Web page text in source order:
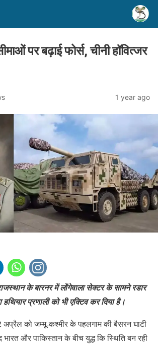
पर बढ़ाई फोर्स, चीनी हॉवित्जर
1 year ago
के बारनर में लोंगेवाला सेक्टर के सामने रडार
हथियार प्रणाली को भी एक्टिव कर दिया है।
अप्रैल को जम्मू-कश्मीर के पहलगाम की बैसरन घाटी
और पाकिस्तान के बीच युद्ध कि स्थिति बन रही